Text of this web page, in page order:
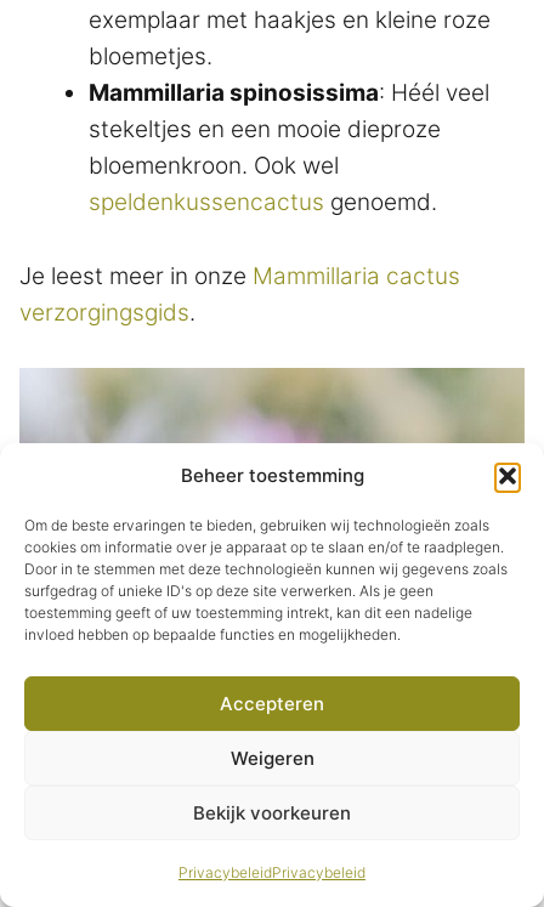
Beheer toestemming
Om de beste ervaringen te bieden, gebruiken wij technologieën zoals
cookies om informatie over je apparaat op te slaan en/of te raadplegen.
Door in te stemmen met deze technologieën kunnen wij gegevens zoals
surfgedrag of unieke ID's op deze site verwerken. Als je geen
toestemming geeft of uw toestemming intrekt, kan dit een nadelige
invloed hebben op bepaalde functies en mogelijkheden.
Accepteren
Weigeren
Bekijk voorkeuren
PrivacybeleidPrivacybeleid
exemplaar met haakjes en kleine roze
bloemetjes.
Mammillaria spinosissima: Héél veel
stekeltjes en een mooie dieproze
bloemenkroon. Ook wel
speldenkussencactus genoemd.
Je leest meer in onze Mammillaria cactus
verzorgingsgids.
Item toegevoegd aan